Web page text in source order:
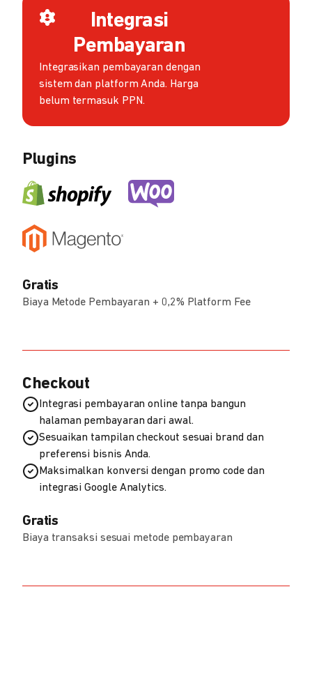
Integrasi
Pembayaran
Integrasikan pembayaran dengan
sistem dan platform Anda. Harga
belum termasuk PPN.
Plugins
Gratis
Biaya Metode Pembayaran + 0,2% Platform Fee
Checkout
Integrasi pembayaran online tanpa bangun
halaman pembayaran dari awal.
Sesuaikan tampilan checkout sesuai brand dan
preferensi bisnis Anda.
Maksimalkan konversi dengan promo code dan
integrasi Google Analytics.
Gratis
Biaya transaksi sesuai metode pembayaran